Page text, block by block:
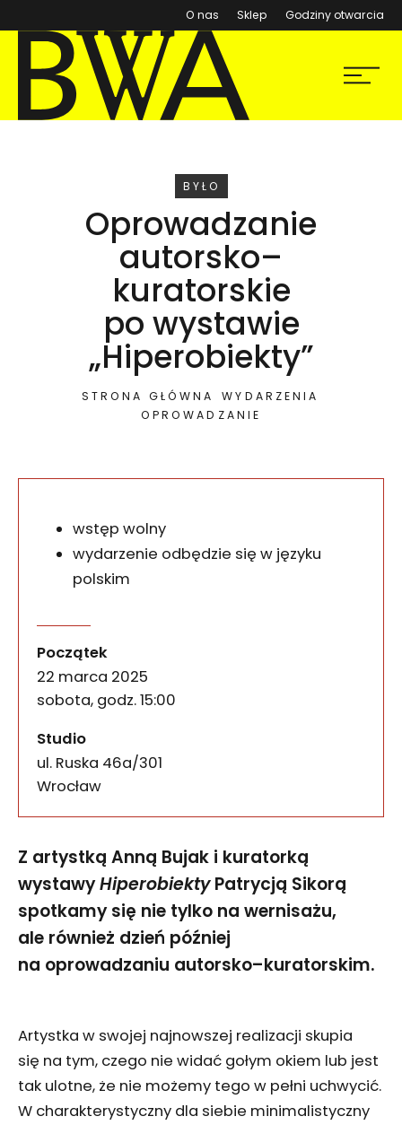
O nas Sklep (otwiera się w nowym
Godziny otwarcia
BWA Wrocław
Galerie Sztuki Współczesnej
Menu
WYDARZENIE
BYŁO
Oprowadzanie
autorsko–
kuratorskie
po wystawie
„Hiperobiekty”
STRONA GŁÓWNA
WYDARZENIA
OPROWADZANIE
wstęp wolny
wydarzenie odbędzie się w języku
polskim
Z artystką Anną Bujak i kuratorką wystawy
Początek
22 marca 2025
sobota, godz. 15:00
Studio
ul. Ruska 46a/301
50-079
Wrocław
Z artystką Anną Bujak i kuratorką
wystawyHiperobiektyPatrycją Sikorą
spotkamy się nie tylko na wernisażu,
ale również dzień później
na oprowadzaniu autorsko–kuratorskim.
Artystka w swojej najnowszej realizacji skupia
się na tym, czego nie widać gołym okiem lub jest
tak ulotne, że nie możemy tego w pełni uchwycić.
W charakterystyczny dla siebie minimalistyczny